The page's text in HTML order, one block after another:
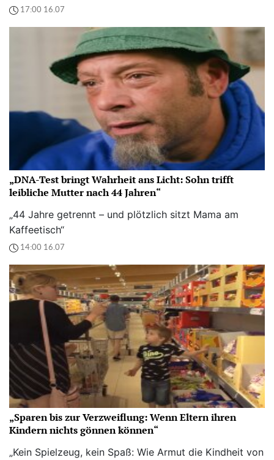
17:00 16.07
„DNA-Test bringt Wahrheit ans Licht: Sohn trifft
leibliche Mutter nach 44 Jahren“
„44 Jahre getrennt – und plötzlich sitzt Mama am
Kaffeetisch“
14:00 16.07
„Sparen bis zur Verzweiflung: Wenn Eltern ihren
Kindern nichts gönnen können“
„Kein Spielzeug, kein Spaß: Wie Armut die Kindheit von